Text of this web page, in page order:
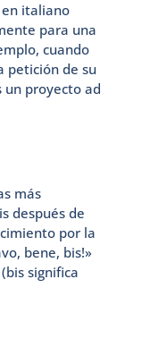
en italiano
para una
cuando
petición de su
un proyecto ad
más
después de
por la
bene, bis!»
significa